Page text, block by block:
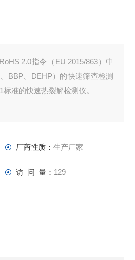
2.0指令（EU 2015/863）中
BBP、DEHP）的快速筛查检测
准的快速热裂解检测仪。
厂商性质： 生产厂家
访 问 量： 129